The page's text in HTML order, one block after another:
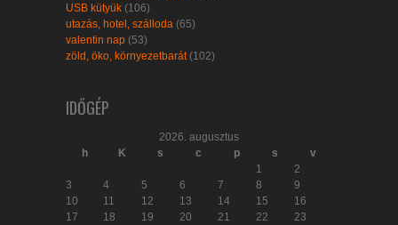
USB kütyük (106)
utazás, hotel, szálloda (65)
valentin nap (53)
zöld, öko, környezetbarát (102)
IDŐGÉP
2026. augusztus
h
K s c p s
v
1
2
3
4 5 6 7 8
9
10
11 12 13 14 15
16
17
18 19 20 21 22
23